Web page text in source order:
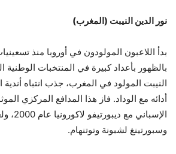
نور الدين النيبت (المغرب)
بدأ اللاعبون المولودون في أوروبا منذ
بالظهور بأعداد كبيرة في المنتخبات الوطنية
النيبت المولود في المغرب، جذب انتباه
أدائه مع الوداد. فاز هذا المدافع المركزي
وسبورتينغ لشبونة وتوتنهام.